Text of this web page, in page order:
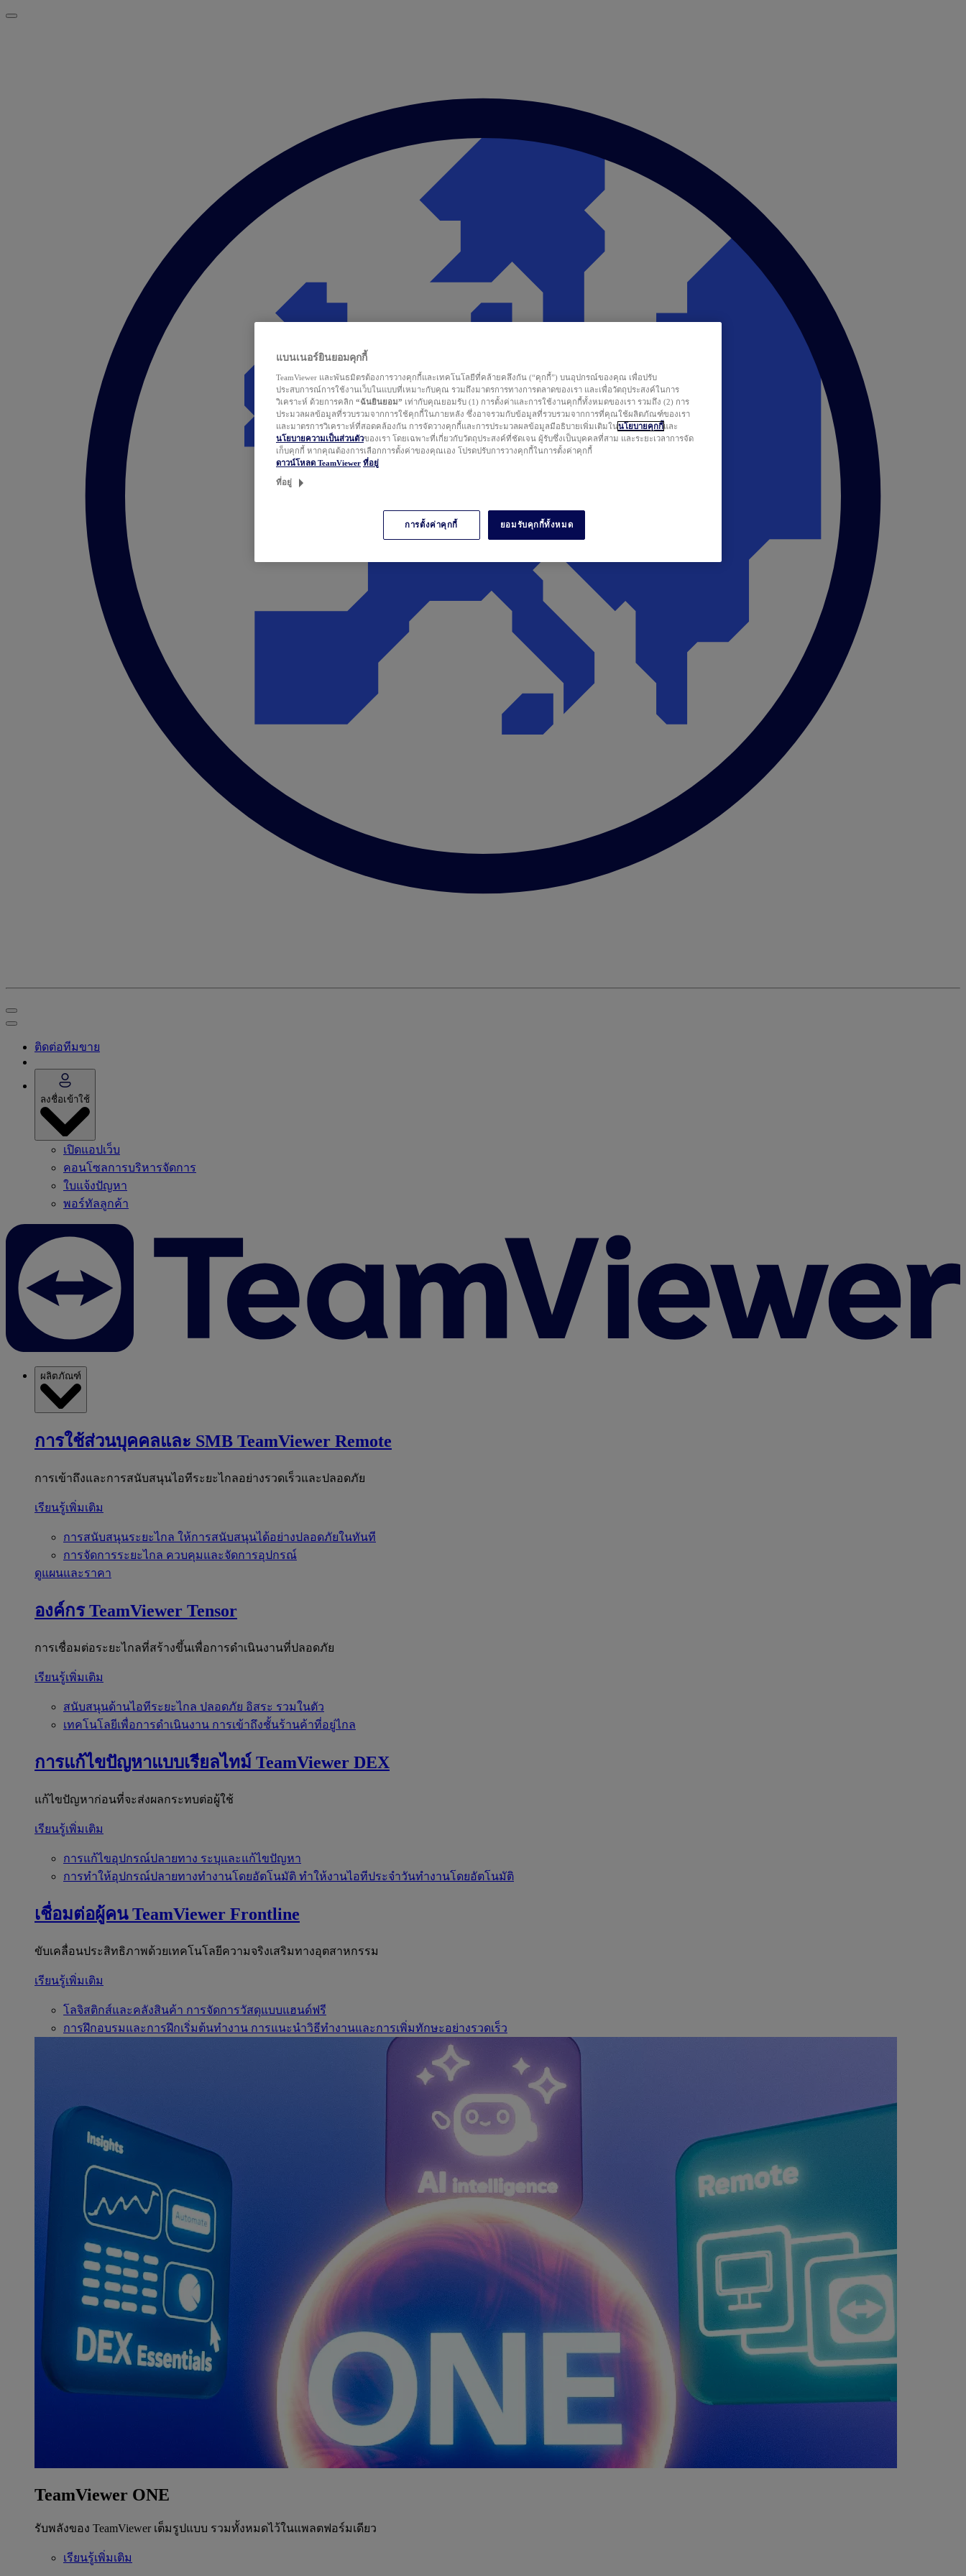
ติดต่อทีมขาย
ลงชื่อเข้าใช้
เปิดแอปเว็บ
คอนโซลการบริหารจัดการ
ใบแจ้งปัญหา
พอร์ทัลลูกค้า
ผลิตภัณฑ์
การใช้ส่วนบุคคลและ SMB TeamViewer Remote
การเข้าถึงและการสนับสนุนไอทีระยะไกลอย่างรวดเร็วและปลอดภัย
เรียนรู้เพิ่มเติม
การสนับสนุนระยะไกล ให้การสนับสนุนได้อย่างปลอดภัยในทันที
การจัดการระยะไกล ควบคุมและจัดการอุปกรณ์
ดูแผนและราคา
องค์กร TeamViewer Tensor
การเชื่อมต่อระยะไกลที่สร้างขึ้นเพื่อการดำเนินงานที่ปลอดภัย
เรียนรู้เพิ่มเติม
สนับสนุนด้านไอทีระยะไกล ปลอดภัย อิสระ รวมในตัว
เทคโนโลยีเพื่อการดำเนินงาน การเข้าถึงชั้นร้านค้าที่อยู่ไกล
การแก้ไขปัญหาแบบเรียลไทม์ TeamViewer DEX
แก้ไขปัญหาก่อนที่จะส่งผลกระทบต่อผู้ใช้
เรียนรู้เพิ่มเติม
การแก้ไขอุปกรณ์ปลายทาง ระบุและแก้ไขปัญหา
การทำให้อุปกรณ์ปลายทางทำงานโดยอัตโนมัติ ทำให้งานไอทีประจำวันทำงานโดยอัตโนมัติ
เชื่อมต่อผู้คน TeamViewer Frontline
ขับเคลื่อนประสิทธิภาพด้วยเทคโนโลยีความจริงเสริมทางอุตสาหกรรม
เรียนรู้เพิ่มเติม
โลจิสติกส์และคลังสินค้า การจัดการวัสดุแบบแฮนด์ฟรี
การฝึกอบรมและการฝึกเริ่มต้นทำงาน การแนะนำวิธีทำงานและการเพิ่มทักษะอย่างรวดเร็ว
TeamViewer ONE
รับพลังของ TeamViewer เต็มรูปแบบ รวมทั้งหมดไว้ในแพลตฟอร์มเดียว
เรียนรู้เพิ่มเติม
แบนเนอร์ยินยอมคุกกี้
TeamViewer และพันธมิตรต้องการวางคุกกี้และเทคโนโลยีที่คล้ายคลึงกัน (“คุกกี้”) บนอุปกรณ์ของคุณ เพื่อปรับ
ประสบการณ์การใช้งานเว็บในแบบที่เหมาะกับคุณ รวมถึงมาตรการทางการตลาดของเรา และเพื่อวัตถุประสงค์ในการ
วิเคราะห์ ด้วยการคลิก “ฉันยินยอม” เท่ากับคุณยอมรับ (1) การตั้งค่าและการใช้งานคุกกี้ทั้งหมดของเรา รวมถึง (2) การ
ประมวลผลข้อมูลที่รวบรวมจากการใช้คุกกี้ในภายหลัง ซึ่งอาจรวมกับข้อมูลที่รวบรวมจากการที่คุณใช้ผลิตภัณฑ์ของเรา
และมาตรการวิเคราะห์ที่สอดคล้องกัน การจัดวางคุกกี้และการประมวลผลข้อมูลมีอธิบายเพิ่มเติมในนโยบายคุกกี้และ
นโยบายความเป็นส่วนตัวของเรา โดยเฉพาะที่เกี่ยวกับวัตถุประสงค์ที่ชัดเจน ผู้รับซึ่งเป็นบุคคลที่สาม และระยะเวลาการจัด
เก็บคุกกี้ หากคุณต้องการเลือกการตั้งค่าของคุณเอง โปรดปรับการวางคุกกี้ในการตั้งค่าคุกกี้
ดาวน์โหลด TeamViewer ที่อยู่
ที่อยู่
การตั้งค่าคุกกี้ ยอมรับคุกกี้ทั้งหมด